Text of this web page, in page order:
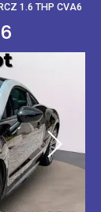
1.6 THP CVA6